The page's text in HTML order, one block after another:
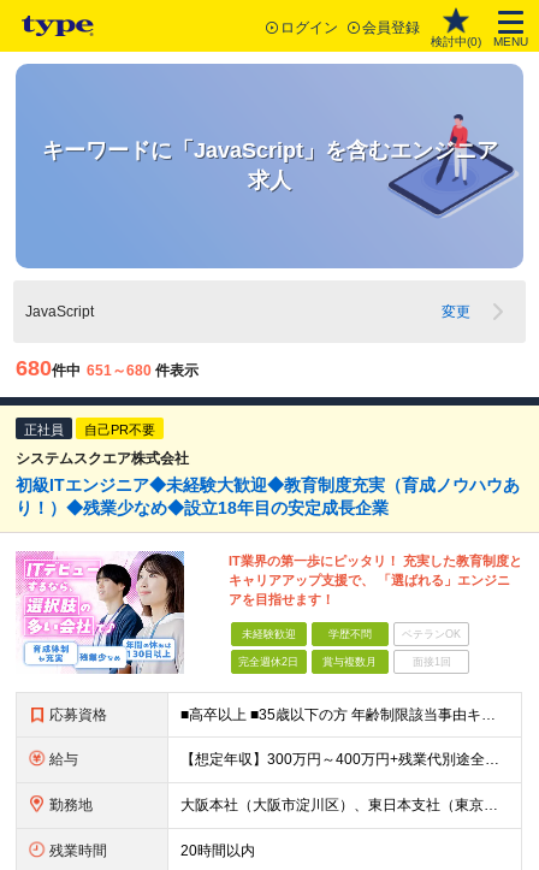
ログイン 会員登録
検討中(0) MENU
キーワードに「JavaScript」を含むエンジニア
求人
JavaScript 変更
680件中 651～680 件表示
正社員 自己PR不要
システムスクエア株式会社
初級ITエンジニア◆未経験大歓迎◆教育制度充実（育成ノウハウあ
り！）◆残業少なめ◆設立18年目の安定成長企業
IT業界の第一歩にピッタリ！ 充実した教育制度と
キャリアアップ支援で、 「選ばれる」エンジニ
アを目指せます！
未経験歓迎 学歴不問 ベテランOK
完全週休2日 賞与複数月 面接1回
応募資格 ■高卒以上 ■35歳以下の方 年齢制限該当事由キャリア形成（例外事由３号イ） ※未経験者歓迎 ※他の職種や業界から転身し活躍している先輩社員多数 ※スキルチェンジやキャリアチェンジの希望も大歓迎！
給与 【想定年収】300万円～400万円+残業代別途全額支給+賞与年2回他 月給22万円～ ※みなし残業ではございません。残業代別途全額支給です。 (働かれた分は全額支給させて頂きます。) ※
勤務地 大阪本社（大阪市淀川区）、東日本支社（東京都港区）、中部支社（名古屋市中村区）または当社プロジェクト先 ※UIターン歓迎 ※希望勤務地考慮 (変更の範囲)当社関連勤務地
残業時間 20時間以内